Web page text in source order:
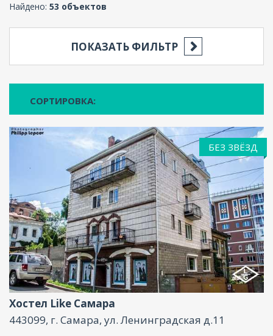
Найдено: 53 объектов
ПОКАЗАТЬ ФИЛЬТР
СОРТИРОВКА:
Интернет
БЕЗ ЗВЁЗД
Хостел Like Самара
443099, г. Самара, ул. Ленинградская д.11